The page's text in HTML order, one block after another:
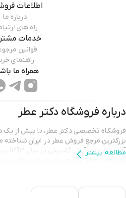
اطلاعات
درباره ما
راه های
خدمات
قوانین
راهنمای
همراه ما
درباره فروشگاه دکتر عطر
فروشگاه تخصصی دکتر عطر، با بیش از یک
بزرگترین مرجع فروش عطر در ایران
واردکننده های عطرهای اورجینال و باکیفیت
را در اولویت قرار داده است.
مطالعه بیشتر